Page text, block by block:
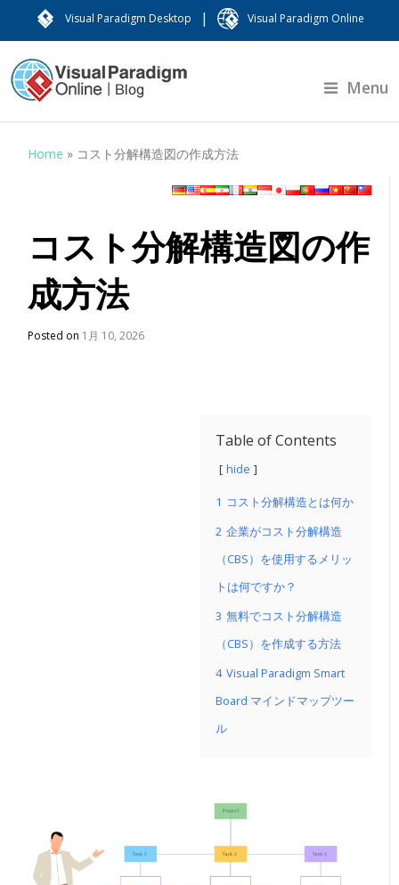
Visual Paradigm Desktop | Visual Paradigm Online
Menu
Home » コスト分解構造図の作成方法
コスト分解構造図の作
成方法
Posted on 1月 10, 2026
Table of Contents
hide
1 コスト分解構造とは何か
2 企業がコスト分解構造
（CBS）を使用するメリッ
トは何ですか？
3 無料でコスト分解構造
（CBS）を作成する方法
4 Visual Paradigm Smart
Board マインドマップツー
ル